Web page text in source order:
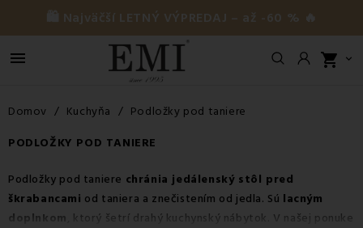
🛍️ Najväčší LETNÝ VÝPREDAJ – až -60 % 🔥
 shopping_cart 
Domov Kuchyňa
Podložky pod taniere
PODLOŽKY POD TANIERE
Podložky pod taniere chránia jedálenský stôl pred
škrabancami od taniera a znečistením od jedla. Sú lacným
doplnkom , ktorý šetrí drahý kuchynský nábytok. V našej ponuke